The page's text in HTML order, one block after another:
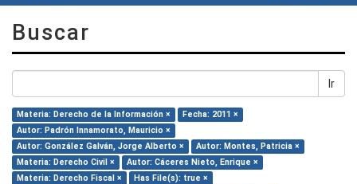
Buscar
Ir
Materia: Derecho de la Información ×
Fecha: 2011 ×
Autor: Padrón Innamorato, Mauricio ×
Autor: González Galván, Jorge Alberto ×
Autor: Montes, Patricia ×
Materia: Derecho Civil ×
Autor: Cáceres Nieto, Enrique ×
Materia: Derecho Fiscal ×
Has File(s): true ×